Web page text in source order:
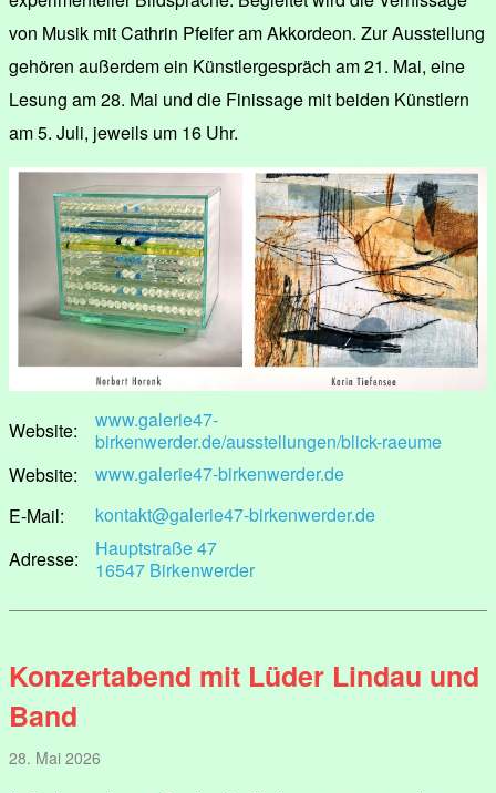
von Musik mit Cathrin Pfeifer am Akkordeon. Zur Ausstellung
gehören außerdem ein Künstlergespräch am 21. Mai, eine
Lesung am 28. Mai und die Finissage mit beiden Künstlern
am 5. Juli, jeweils um 16 Uhr.
Website:
www.galerie47-
birkenwerder.de/ausstellungen/blick-raeume
Website:
www.galerie47-birkenwerder.de
E-Mail:
kontakt@galerie47-birkenwerder.de
Adresse:
Hauptstraße 47
16547 Birkenwerder
Konzertabend mit Lüder Lindau und
Band
28. Mai 2026